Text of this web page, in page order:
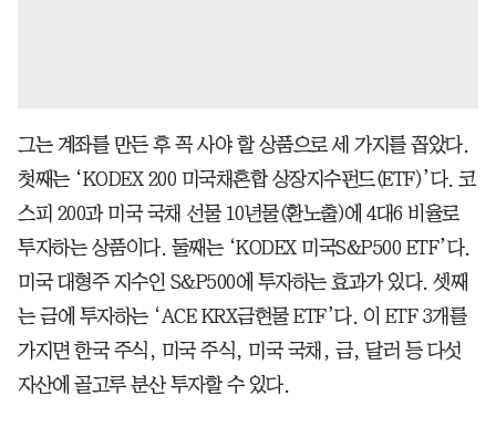
그는 계좌를 만든 후 꼭 사야 할 상품으로 세 가지를 꼽았다.
첫째는 ‘KODEX 200 미국채혼합 상장지수펀드(ETF)’다. 코
스피 200과 미국 국채 선물 10년물(환노출)에 4대6 비율로
투자하는 상품이다. 둘째는 ‘KODEX 미국S&P500 ETF’다.
미국 대형주 지수인 S&P500에 투자하는 효과가 있다. 셋째
는 금에 투자하는 ‘ACE KRX금현물 ETF’다. 이 ETF 3개를
가지면 한국 주식, 미국 주식, 미국 국채, 금, 달러 등 다섯
자산에 골고루 분산 투자할 수 있다.